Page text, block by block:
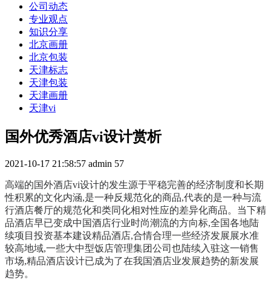
公司动态
专业观点
知识分享
北京画册
北京包装
天津标志
天津包装
天津画册
天津vi
国外优秀酒店vi设计赏析
2021-10-17 21:58:57 admin 57
高端的国外酒店vi设计的发生源于平稳完善的经济制度和长期
性积累的文化内涵,是一种反规范化的商品,代表的是一种与流
行酒店餐厅的规范化和类同化相对性应的差异化商品。当下精
品酒店早已变成中国酒店行业时尚潮流的方向标,全国各地陆
续项目投资基本建设精品酒店,合情合理一些经济发展展水准
较高地域,一些大中型饭店管理集团公司也陆续入驻这一销售
市场,精品酒店设计已成为了在我国酒店业发展趋势的新发展
趋势。